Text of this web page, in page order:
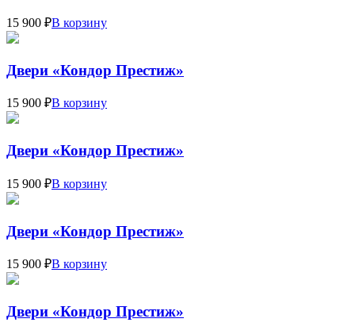
15 900 ₽В корзину
Двери «Кондор Престиж»
15 900 ₽В корзину
Двери «Кондор Престиж»
15 900 ₽В корзину
Двери «Кондор Престиж»
15 900 ₽В корзину
Двери «Кондор Престиж»